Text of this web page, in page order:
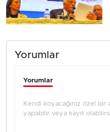
Yorumlar
Yorumlar
Kendi koyacağınız özel
yapabilir veya kayıt